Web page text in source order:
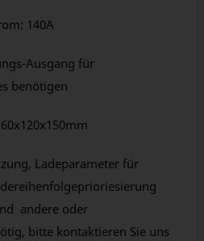
140A
Ausgang für
benötigen
Ladeparameter für
andere oder
bitte kontaktieren Sie uns